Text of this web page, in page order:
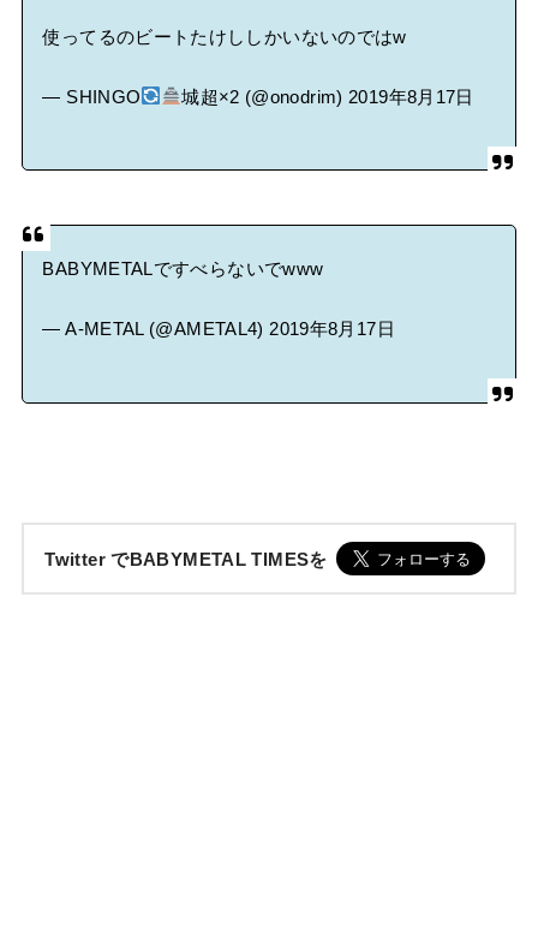
使ってるのビートたけししかいないのではw
— SHINGO 城超×2 (@onodrim) 2019年8月17日
BABYMETALですべらないでwww
— A-METAL (@AMETAL4) 2019年8月17日
Twitter でBABYMETAL TIMESを